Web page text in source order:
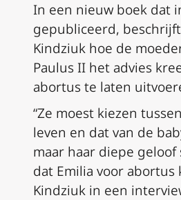
In een nieuw boek dat
gepubliceerd,
Kindziuk hoe de
Paulus II het advies
abortus te laten
“Ze moest kiezen
leven en dat van de
maar haar diepe
dat Emilia voor abortus
Kindziuk in een